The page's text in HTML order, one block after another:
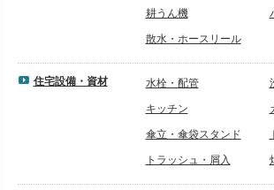
耕うん機
散水・ホースリール
住宅設備・資材 水栓・配管
キッチン
傘立・傘袋スタンド
トラッシュ・屑入